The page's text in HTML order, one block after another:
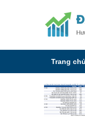
Trang chủ